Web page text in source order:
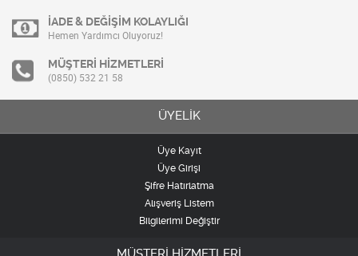
İADE & DEĞİŞİM KOLAYLIĞI
Hemen Yardımcı Oluyoruz!
MÜŞTERİ HİZMETLERİ
(0850) 532 21 58
ÜYELİK
Üye Kayıt
Üye Girişi
Şifre Hatırlatma
Alışveriş Listem
Bilgilerimi Değiştir